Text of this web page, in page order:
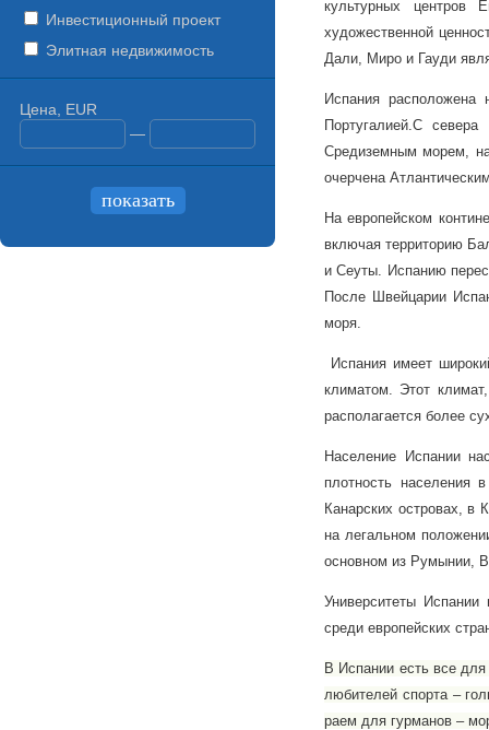
культурных центров
художественной
Дали, Миро и Гауди
Испания расположена
Португалией.С севера
Средиземным морем,
очерчена
На европейском
включая территорию
и Сеуты. Испанию
После Швейцарии
моря.
Испания имеет
климатом. Этот
располагается более
Население Испании
плотность населения
Канарских островах, в
на легальном
основном из Румынии,
Университеты
среди европейских
В Испании есть все
любителей спорта –
раем для гурманов –
Инвестиционный проект
Элитная недвижимость
Цена, EUR
—